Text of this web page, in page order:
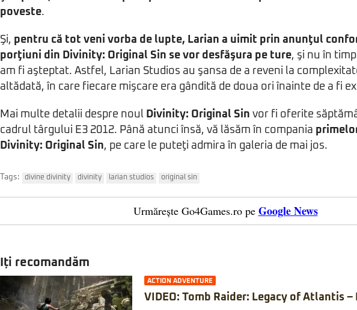
poveste.
Şi, pentru că tot veni vorba de lupte, Larian a uimit prin anunţul
porţiuni din Divinity: Original Sin se vor desfăşura pe ture, şi nu în
am fi aşteptat. Astfel, Larian Studios au şansa de a reveni la
altădată, în care fiecare mişcare era gândită de doua ori înainte de a fi
Mai multe detalii despre noul Divinity: Original Sin vor fi oferite
cadrul târgului E3 2012. Până atunci însă, vă lăsăm în compania
Divinity: Original Sin, pe care le puteţi admira în galeria de mai jos.
Tags: divine divinity divinity larian studios original sin
Urmărește Go4Games.ro pe Google News
Iți recomandăm
ACTION ADVENTURE
VIDEO: Tomb Raider: Legacy of Atlantis –